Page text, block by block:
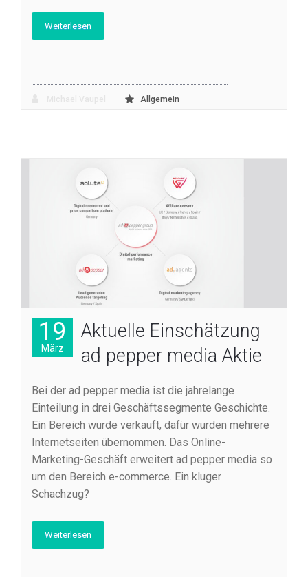
Weiterlesen
Allgemein
19
März
Aktuelle Einschätzung
ad pepper media Aktie
Bei der ad pepper media ist die jahrelange
Einteilung in drei Geschäftssegmente Geschichte.
Ein Bereich wurde verkauft, dafür wurden mehrere
Internetseiten übernommen. Das Online-
Marketing-Geschäft erweitert ad pepper media so
um den Bereich e-commerce. Ein kluger
Schachzug?
Weiterlesen